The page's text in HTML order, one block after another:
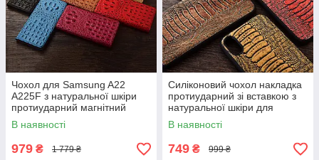
Чохол для Samsung A22
A225F з натуральної шкіри
протиударний магнітний
книжка з підставкою
"CROCOHEAD"
В наявності
979 ₴ 1 779 ₴
Силіконовий чохол накладка
протиударний зі вставкою з
натуральної шкіри для
Samsung A22 A225F
"GENUINE"
В наявності
749 ₴ 999 ₴